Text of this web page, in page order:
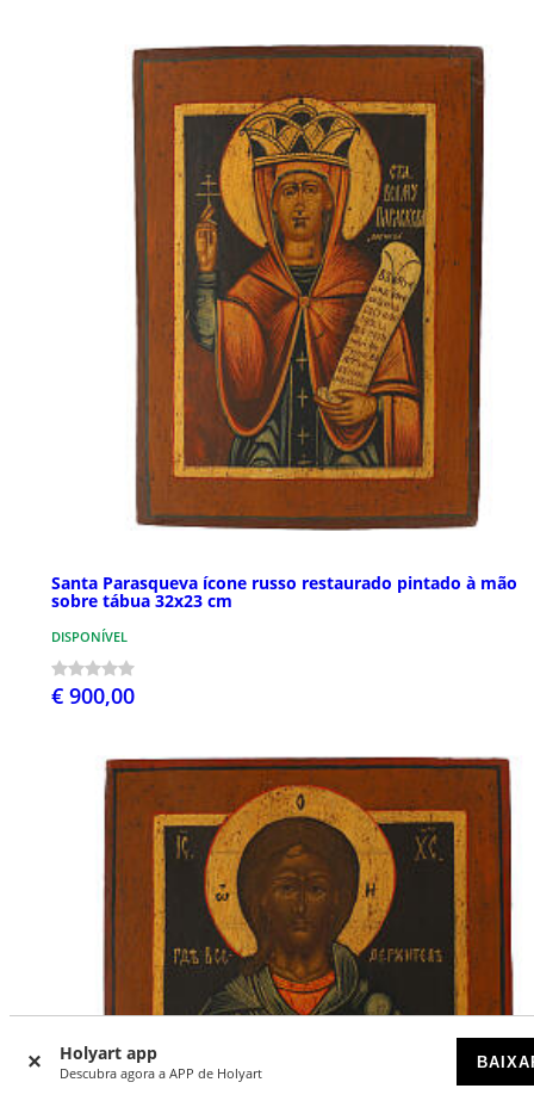
Holyart app
Descubra agora a APP de Holyart
Santa Parasqueva ícone russo restaurado pintado à mão
sobre tábua 32x23 cm
DISPONÍVEL
€ 900,00